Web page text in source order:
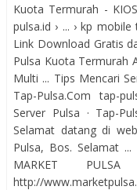
Kuota Termurah -
pulsa.id › ... › kp
Link Download Gratis
Pulsa Kuota Termurah
Multi ... Tips Mencari
Tap-Pulsa.Com tap-
Server Pulsa · Tap-
Selamat datang di
Pulsa, Bos. Selamat
MARKET
http://